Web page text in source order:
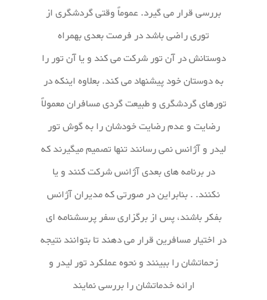
بررسی قرار می گیرد. عموماً وقتی گردشگری از
توری راضی باشد در فرصت بعدی بهمراه
دوستانش در آن تور شرکت می کند و یا آن تور را
به دوستان خود پیشنهاد می کند. بعلاوه اینکه در
تورهای گردشگری و طبیعت گردی مسافران معمولاً
رضایت و عدم رضایت خودشان را به گوش تور
لیدر و آژانس نمی رسانند تنها تصمیم میگیرند که
در برنامه های بعدی آژانس شرکت کنند و یا
نکنند. . بنابراین در صورتی که مدیران آژانس
بفکر باشند، پس از برگزاری سفر پرسشنامه ای
در اختیار مسافرین قرار می دهند تا بتوانند نتیجه
زحماتشان را ببینند و نحوه عملکرد تور لیدر و
ارائه خدماتشان را بررسی نمایند